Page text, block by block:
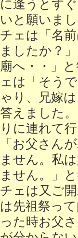
いと願いま
チェは「名
ましたか？
廟へ・・」
ェは「そう
ゃり、兄嫁
答えました
りに連れて
「お父さん
ません。私
ません。」
チェは又ご
は先祖祭っ
った時お父